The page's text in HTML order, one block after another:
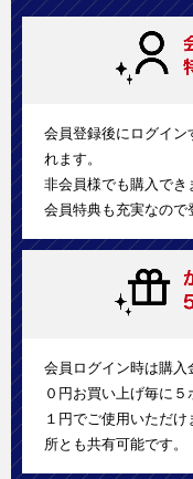
会員登録後にログイン
れます。
非会員様でも購入で
会員特典も充実なので
会員ログイン時は購入
０円お買い上げ毎に
１円でご使用いただ
所とも共有可能です。